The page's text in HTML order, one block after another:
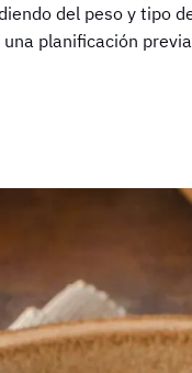
del peso y tipo
planificación